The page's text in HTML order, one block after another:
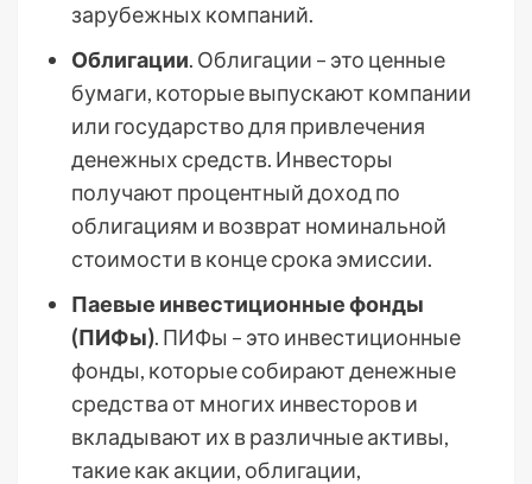
зарубежных компаний.
Облигации. Облигации – это ценные
бумаги, которые выпускают компании
или государство для привлечения
денежных средств. Инвесторы
получают процентный доход по
облигациям и возврат номинальной
стоимости в конце срока эмиссии.
Паевые инвестиционные фонды
(ПИФы). ПИФы – это инвестиционные
фонды, которые собирают денежные
средства от многих инвесторов и
вкладывают их в различные активы,
такие как акции, облигации,